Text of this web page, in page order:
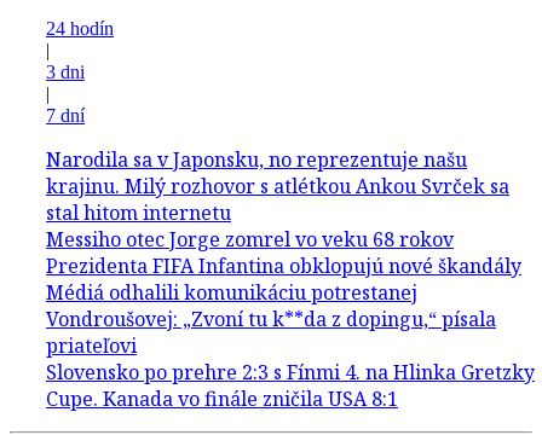
24 hodín
|
3 dni
|
7 dní